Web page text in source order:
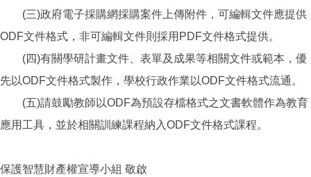
(三)政府電子採購網採購案件上傳附件，可編輯文件應提供
ODF文件格式，非可編輯文件則採用PDF文件格式提供。
(四)有關學研計畫文件、表單及成果等相關文件或範本，優
先以ODF文件格式製作，學校行政作業以ODF文件格式流通。
(五)請鼓勵教師以ODF為預設存檔格式之文書軟體作為教育
應用工具，並於相關訓練課程納入ODF文件格式課程。
保護智慧財產權宣導小組 敬啟